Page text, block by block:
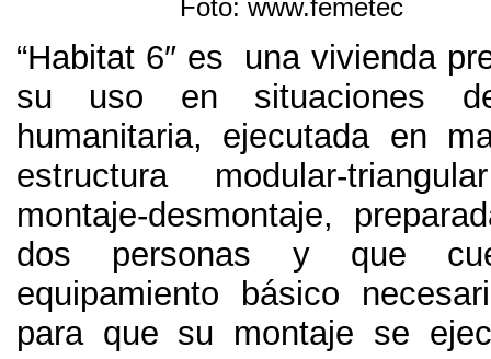
Foto: www.femetec
“Habitat 6″ es una vivienda
su uso en situaciones
humanitaria, ejecutada en
estructura modular-
montaje-desmontaje,
dos personas y que
equipamiento básico
para que su montaje se